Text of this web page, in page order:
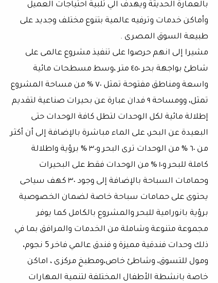
بالعمارة الحديثة ويهدف الي تلبية احتياجات العميل
وأماكن خدمات وترفيه عالمية بتنوع مختلف وجديد على
طبيعة السوق المصرى .
مشيرا إلى انهم حرصوا على تنفيذ مشروع عالمى على
شاطئ بواجهة بحر ٤٥٠ متر ،وسط مسطحات مائية
واسعة ومناطق مفتوحة تمثل ٧٠ % من مساحة المشروع
تمثل، وومساحة ٩ فدان عبارة عن بحيرات صناعية لتقديم
إطلالة مائية لكل الوحدات لتطل كافة الوحدات حتى
البعيدة عن البحر، على الماء مباشرة بالإضافة إلى أن أكثر
من ٦٠ % من الوحدات ترى البحر و٣٠ % برؤية واطلالة
كاملة للبحر و١٠ % من الوحدات فقط على البحيرات
وحمامات السباحة بالإضافة إلى وجود ٣٠ كهف سياحى
يحتوى على حمامات سباحة خاصة لضمان الخصوصية
برؤية بانورامية للبحر والمشروع بالكامل كما يوفر
مجموعة متنوعة وشاملة من الخدمات والمرافق بما في
ذلك وحدات فندقية مميزة و فندق عالمي فاخر 5 نجوم،
ومول للتسوق، وشاطئ خاص،ومطبخ مركزى ، اماكن
خاصة بانشطة الأطفال المختلفة لتنمية المهارات